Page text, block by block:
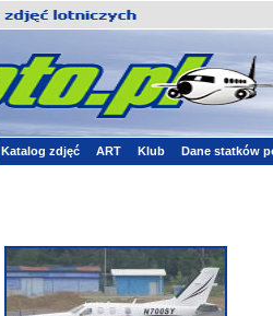
Katalog zdjęć ART Klub Dane statków